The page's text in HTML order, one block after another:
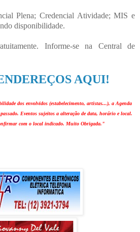
Plena; Credencial Atividade; MIS e
disponibilidade.
Informe-se na Central de
AQUI!
dos envolvidos (estabelecimento, artistas...), a Agenda
Eventos sujeitos a alteração de data, horário e local.
com o local indicado. Muito Obrigada."